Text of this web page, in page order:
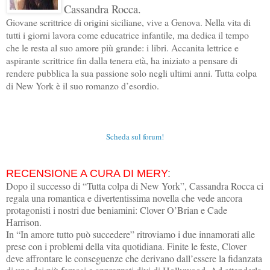
Cassandra Rocca.
Giovane scrittrice di origini siciliane, vive a Genova. Nella vita di
tutti i giorni lavora come educatrice infantile, ma dedica il tempo
che le resta al suo amore più grande: i libri. Accanita lettrice e
aspirante scrittrice fin dalla tenera età, ha iniziato a pensare di
rendere pubblica la sua passione solo negli ultimi anni. Tutta colpa
di New York è il suo romanzo d’esordio.
Scheda sul forum!
RECENSIONE A CURA DI MERY:
Dopo il successo di “Tutta colpa di New York”, Cassandra Rocca ci
regala una romantica e divertentissima novella che vede ancora
protagonisti i nostri due beniamini: Clover O’Brian e Cade
Harrison.
In “In amore tutto può succedere” ritroviamo i due innamorati alle
prese con i problemi della vita quotidiana. Finite le feste, Clover
deve affrontare le conseguenze che derivano dall’essere la fidanzata